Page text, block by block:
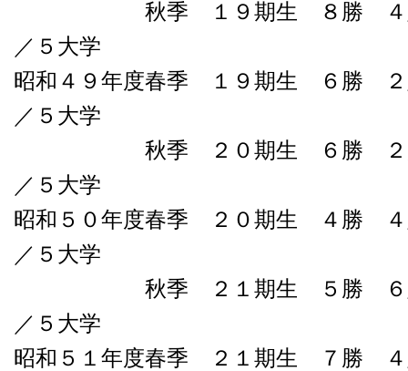
秋季 １９期生 ８勝 ４敗
／５大学
昭和４９年度春季 １９期生 ６勝
／５大学
秋季 ２０期生 ６勝 ２負
／５大学
昭和５０年度春季 ２０期生 ４勝
／５大学
秋季 ２１期生 ５勝 ６敗
／５大学
昭和５１年度春季 ２１期生 ７勝